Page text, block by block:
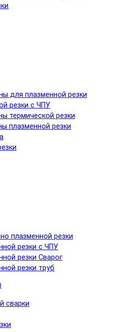
для плазменной резки
резки с ЧПУ
термической резки
плазменной резки
плазменной резки
резки с ЧПУ
резки Сварог
резки труб
сварки